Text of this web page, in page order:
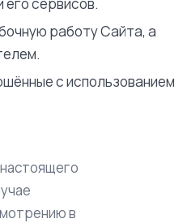
его сервисов.
работу Сайта, а
с использованием
в